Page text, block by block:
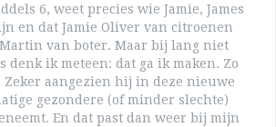
6, weet precies wie Jamie, James
en dat Jamie Oliver van citroenen
van boter. Maar bij lang niet
denk ik meteen: dat ga ik maken. Zo
aangezien hij in deze nieuwe
gezondere (of minder slechte)
En dat past dan weer bij mijn